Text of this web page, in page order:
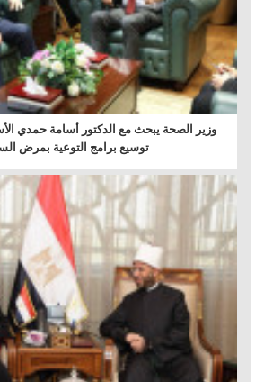
وزير الصحة يبحث مع الدكتور أسامة حمدي
توسيع برامج التوعية بمرض